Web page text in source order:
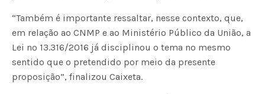
“Também é importante ressaltar, nesse contexto, que,
em relação ao CNMP e ao Ministério Público da União, a
Lei nº 13.316/2016 já disciplinou o tema no mesmo
sentido que o pretendido por meio da presente
proposição”, finalizou Caixeta.